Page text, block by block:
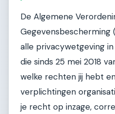
De Algemene
Gegevensbescherming
alle privacywetgeving
die sinds 25 mei 2018
welke rechten jij hebt
verplichtingen
je recht op inzage,